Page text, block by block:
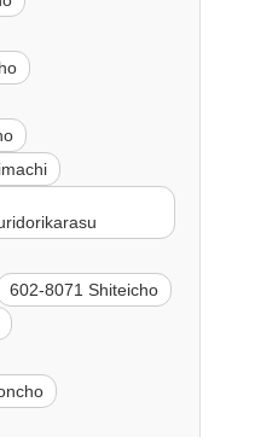
602-8071 Shiteicho